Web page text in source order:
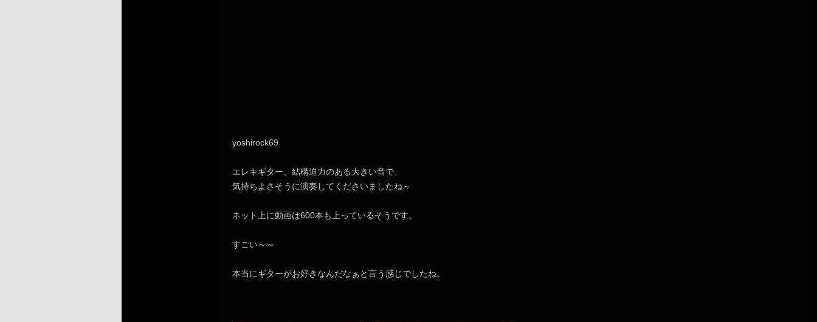
yoshirock69
エレキギター、結構迫力のある大きい音で、
気持ちよさそうに演奏してくださいましたね～
ネット上に動画は600本も上っているそうです。
すごい～～
本当にギターがお好きなんだなぁと言う感じでしたね。